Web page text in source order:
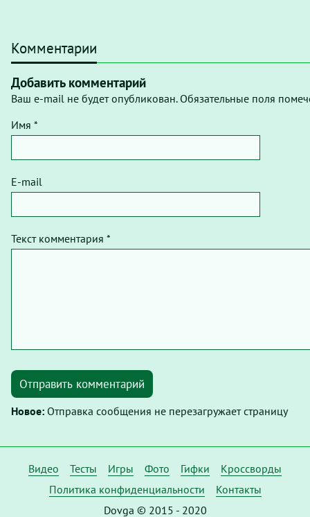
Комментарии
Добавить комментарий
Ваш e-mail не будет опубликован. Обязательные поля
Имя *
E-mail
Текст комментария *
Отправить комментарий
Новое: Отправка сообщения не перезагружает страницу
Видео Тесты Игры Фото Гифки
Кроссворды
Политика конфиденциальности
Контакты
Dovga © 2015 - 2020